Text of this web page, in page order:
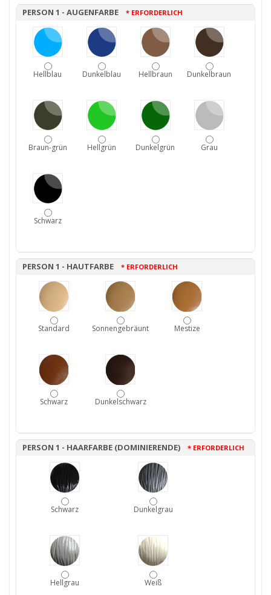
PERSON 1 - AUGENFARBE * ERFORDERLICH
Hellblau Dunkelblau Hellbraun Dunkelbraun
Braun-grün Hellgrün Dunkelgrün Grau
Schwarz
PERSON 1 - HAUTFARBE * ERFORDERLICH
Standard Sonnengebräunt Mestize
Schwarz Dunkelschwarz
PERSON 1 - HAARFARBE (DOMINIERENDE) * ERFORDERLICH
Schwarz Dunkelgrau
Hellgrau Weiß